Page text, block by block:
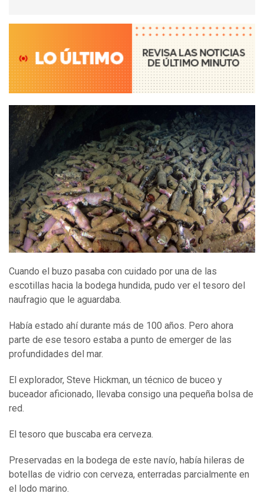
Cuando el buzo pasaba con cuidado por una de las
escotillas hacia la bodega hundida, pudo ver el tesoro del
naufragio que le aguardaba.
Había estado ahí durante más de 100 años. Pero ahora
parte de ese tesoro estaba a punto de emerger de las
profundidades del mar.
El explorador, Steve Hickman, un técnico de buceo y
buceador aficionado, llevaba consigo una pequeña bolsa de
red.
El tesoro que buscaba era cerveza.
Preservadas en la bodega de este navío, había hileras de
botellas de vidrio con cerveza, enterradas parcialmente en
el lodo marino.